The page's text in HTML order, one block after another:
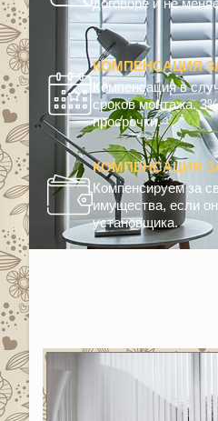
договоре и не
КОМПЕНСАЦИЯ
Компенсация в
сроков монтажа.
просрочки.
КОМПЕНСАЦИЯ
Компенсируем за
имущества, если
установщика.